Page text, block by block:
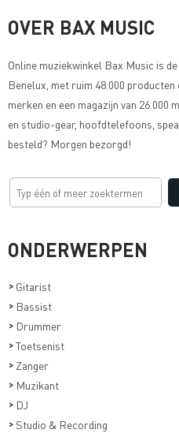
OVER BAX MUSIC
Online muziekwinkel Bax Music is
Benelux, met ruim 48.000
merken en een magazijn van 26.000
en studio-gear, hoofdtelefoons,
besteld? Morgen bezorgd!
ONDERWERPEN
> Gitarist
> Bassist
> Drummer
>Toetsenist
> Zanger
> Muzikant
> DJ
> Studio & Recording